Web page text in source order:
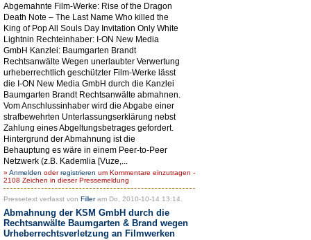
Abgemahnte Film-Werke: Rise of the Dragon
Death Note – The Last Name Who killed the
King of Pop All Souls Day Invitation Only White
Lightnin Rechteinhaber: I-ON New Media
GmbH Kanzlei: Baumgarten Brandt
Rechtsanwälte Wegen unerlaubter Verwertung
urheberrechtlich geschützter Film-Werke lässt
die I-ON New Media GmbH durch die Kanzlei
Baumgarten Brandt Rechtsanwälte abmahnen.
Vom Anschlussinhaber wird die Abgabe einer
strafbewehrten Unterlassungserklärung nebst
Zahlung eines Abgeltungsbetrages gefordert.
Hintergrund der Abmahnung ist die
Behauptung es wäre in einem Peer-to-Peer
Netzwerk (z.B. Kademlia [Vuze,...
» Anmelden oderregistrieren um Kommentare einzutragen -
2108 Zeichen in dieser Pressemeldung
Pressetext verfasst von Filleram Do, 2010-10-14 13:14.
Abmahnung der KSM GmbH durch die
Rechtsanwälte Baumgarten & Brand wegen
Urheberrechtsverletzung an Filmwerken